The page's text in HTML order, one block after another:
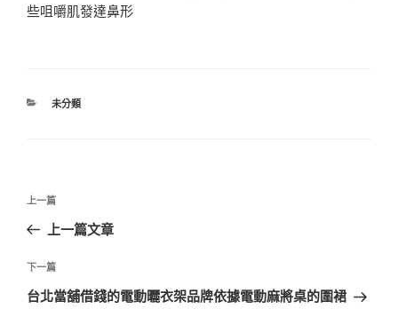
些咀嚼肌發達鼻形
分
未分類
文
導
覽
上
一
文
章
上一篇
上一篇文章
下
一
下一篇
台北當舖借錢的電動曬衣架品牌依據電動麻將桌的圍裙